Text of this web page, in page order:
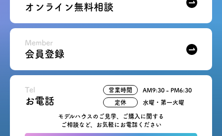
オンライン無料相談
会員登録
Member
Tel
お電話
モデルハウスのご見学、ご購入に関する
ご相談など、お気軽にお電話ください
営業時間 AM9:30 - PM6:30
定休 水曜・第一火曜